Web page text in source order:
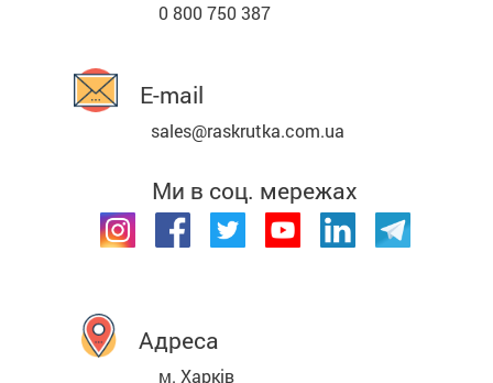
0 800 750 387
E-mail
sales@raskrutka.com.ua
Ми в соц. мережах
Адреса
м. Харків